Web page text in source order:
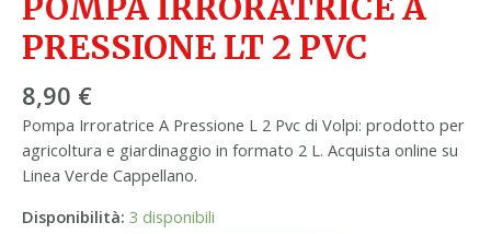
PRESSIONE LT 2 PVC
8,90 €
Pompa Irroratrice A Pressione L 2 Pvc di Volpi: prodotto per
agricoltura e giardinaggio in formato 2 L. Acquista online su
Linea Verde Cappellano.
Disponibilità: 3 disponibili